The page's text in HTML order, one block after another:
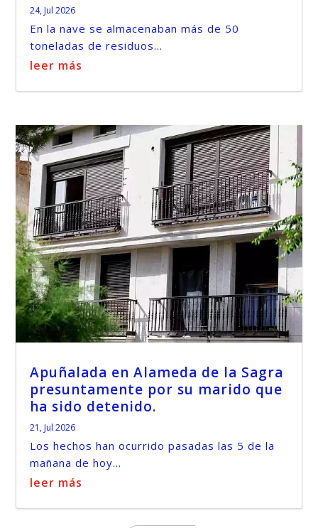
24, Jul 2026
En la nave se almacenaban más de 50
toneladas de residuos...
leer más
Apuñalada en Alameda de la Sagra
presuntamente por su marido que
ha sido detenido.
21, Jul 2026
Los hechos han ocurrido pasadas las 5 de la
mañana de hoy...
leer más